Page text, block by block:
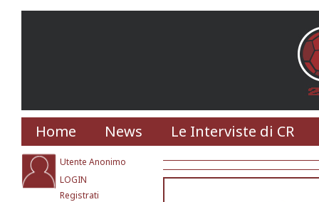
Home News Le Interviste di CR
Utente Anonimo
LOGIN
Registrati